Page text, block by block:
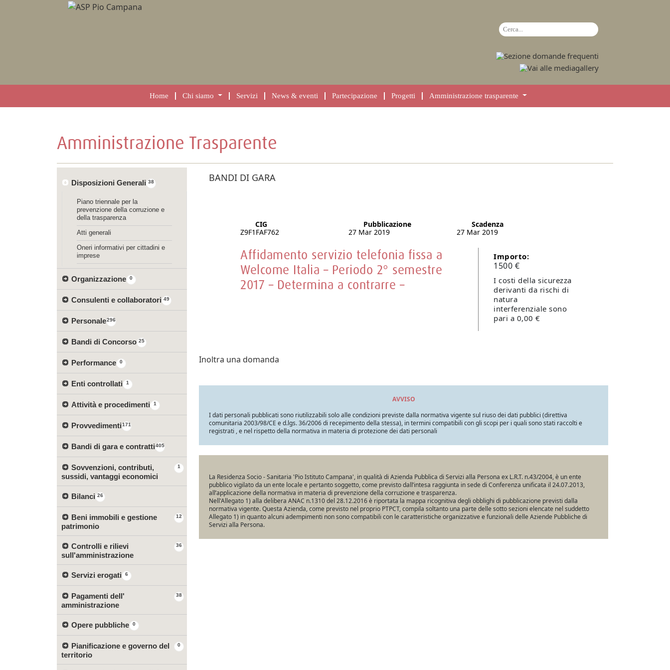
Home Chi siamo Servizi News & eventi Partecipazione Progetti Amministrazione trasparente
Amministrazione Trasparente
38
Disposizioni Generali
Piano triennale per la
prevenzione della corruzione e
della trasparenza
Atti generali
Oneri informativi per cittadini e
imprese
0
Organizzazione
49
Consulenti e collaboratori
296
Personale
25
Bandi di Concorso
0
Performance
1
Enti controllati
1
Attività e procedimenti
171
Provvedimenti
405
Bandi di gara e contratti
1
Sovvenzioni, contributi,
sussidi, vantaggi economici
26
Bilanci
12
Beni immobili e gestione
patrimonio
36
Controlli e rilievi
sull'amministrazione
6
Servizi erogati
38
Pagamenti dell'
amministrazione
0
Opere pubbliche
0
Pianificazione e governo del
territorio
BANDI DI GARA
CIG
Z9F1FAF762
Pubblicazione
27 Mar 2019
Scadenza
27 Mar 2019
Affidamento servizio telefonia fissa a
Welcome Italia – Periodo 2° semestre
2017 – Determina a contrarre –
Importo:
1500 €
I costi della sicurezza
derivanti da rischi di
natura
interferenziale sono
pari a 0,00 €
Inoltra una domanda
AVVISO
I dati personali pubblicati sono riutilizzabili solo alle condizioni previste dalla normativa vigente sul riuso dei dati pubblici (direttiva
comunitaria 2003/98/CE e d.lgs. 36/2006 di recepimento della stessa), in termini compatibili con gli scopi per i quali sono stati raccolti e
registrati , e nel rispetto della normativa in materia di protezione dei dati personali
La Residenza Socio - Sanitaria 'Pio Istituto Campana', in qualità di Azienda Pubblica di Servizi alla Persona ex L.R.T. n.43/2004, è un ente
pubblico vigilato da un ente locale e pertanto soggetto, come previsto dall’intesa raggiunta in sede di Conferenza unificata il 24.07.2013,
all’applicazione della normativa in materia di prevenzione della corruzione e trasparenza.
Nell'Allegato 1) alla delibera ANAC n.1310 del 28.12.2016 è riportata la mappa ricognitiva degli obblighi di pubblicazione previsti dalla
normativa vigente. Questa Azienda, come previsto nel proprio PTPCT, compila soltanto una parte delle sotto sezioni elencate nel suddetto
Allegato 1) in quanto alcuni adempimenti non sono compatibili con le caratteristiche organizzative e funzionali delle Aziende Pubbliche di
Servizi alla Persona.